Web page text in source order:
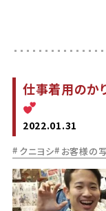
仕事着用のか
2022.01.31
クニヨシ お客様の